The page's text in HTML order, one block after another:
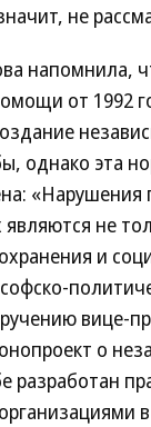
не
напомнила,
от 1992
однако эта
«Нарушения
не
и
вице-
о
разработан
в